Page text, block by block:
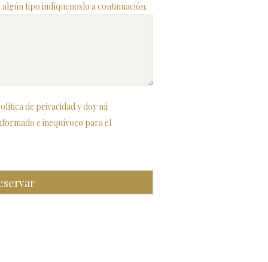
tipo indíquenoslo a continuación.
de privacidad y doy mi
e inequívoco para el